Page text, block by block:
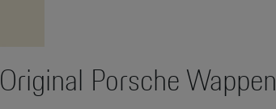
Original Porsche Wappen